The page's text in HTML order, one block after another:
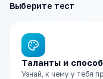
Выберите тест
Таланты и
Узнай, к чему у тебя